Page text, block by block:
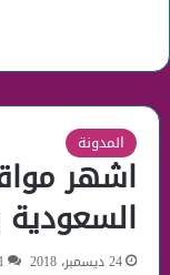
المدونة
اشهر
السعودية
24 ديسمبر، 2018 1